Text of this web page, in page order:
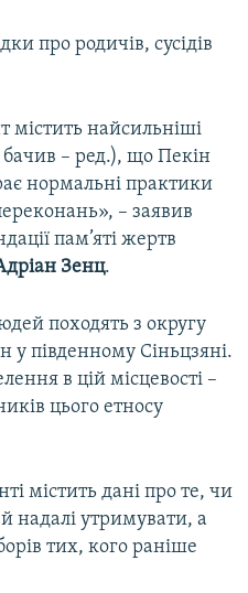
про родичів, сусідів
найсильніші
– ред.), що Пекін
нормальні практики
– заявив
пам’яті жертв
Зенц.
походять з округу
у південному Сіньцзяні.
в цій місцевості –
цього етносу
містить дані про те, чи
надалі утримувати, а
тих, кого раніше